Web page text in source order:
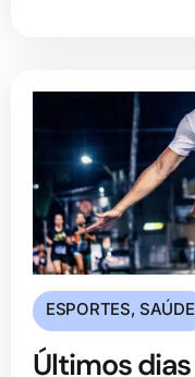
ESPORTES,SAÚDE
Últimos